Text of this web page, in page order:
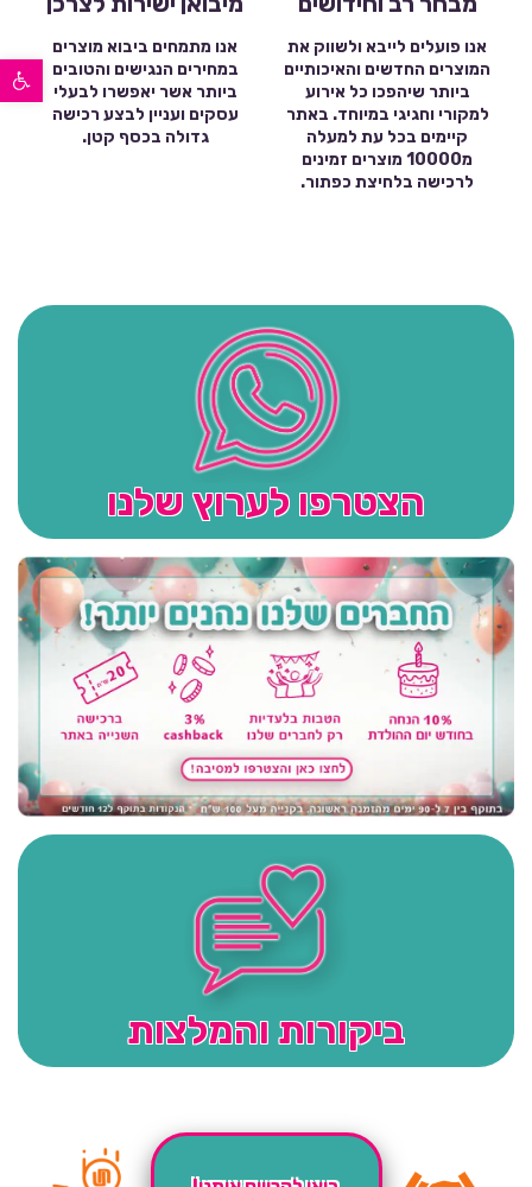
פתח סרגל נגישות
אנו פועלים לייבא ולשווק את
המוצרים החדשים והאיכותיים
ביותר שיהפכו כל אירוע
למקורי וחגיגי במיוחד. באתר
קיימים בכל עת למעלה
מ10000 מוצרים זמינים
לרכישה בלחיצת כפתור.
אנו מתמחים ביבוא מוצרים
במחירים הנגישים והטובים
ביותר אשר יאפשרו לבעלי
עסקים ועניין לבצע רכישה
גדולה בכסף קטן.
הצטרפו לערוץ שלנו
ביקורות והמלצות